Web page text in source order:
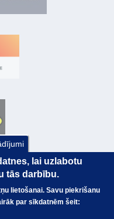
lai uzlabotu
tās darbību.
lietošanai. Savu piekrišanu
par sīkdatnēm šeit: